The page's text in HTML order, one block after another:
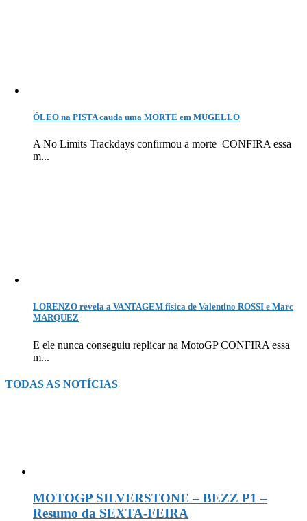
ÓLEO na PISTA cauda uma MORTE em MUGELLO
A No Limits Trackdays confirmou a morte CONFIRA essa
m...
LORENZO revela a VANTAGEM física de Valentino ROSSI e Marc
MARQUEZ
E ele nunca conseguiu replicar na MotoGP CONFIRA essa
m...
TODAS AS NOTÍCIAS
MOTOGP SILVERSTONE – BEZZ P1 –
Resumo da SEXTA-FEIRA